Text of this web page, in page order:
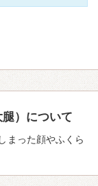
）について
まった顔やふくら